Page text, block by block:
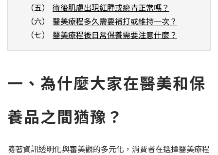
（五）
術後肌膚出現紅腫或瘀青正常嗎？
（六）
醫美療程多久需要補打或維持一次？
（七）
醫美療程後日常保養需要注意什麼？
一、為什麼大家在醫美和保
養品之間猶豫？
隨著資訊透明化與審美觀的多元化，消費者在選擇醫美療程